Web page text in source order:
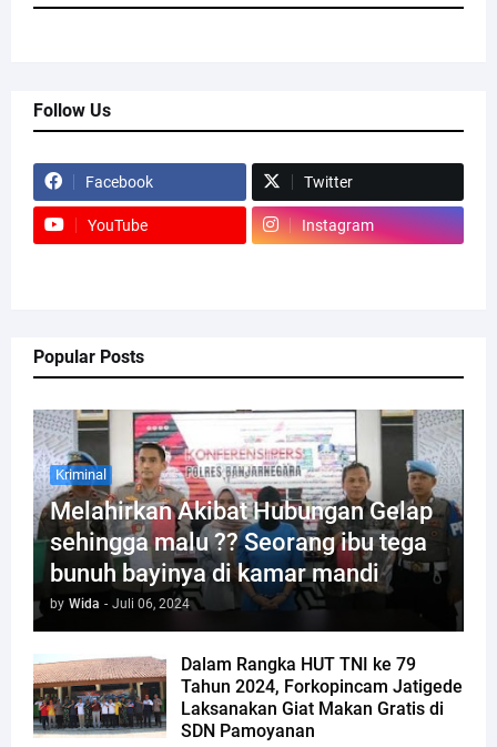
Follow Us
Facebook Twitter
YouTube Instagram
Popular Posts
Kriminal
Melahirkan Akibat Hubungan Gelap
sehingga malu ?? Seorang ibu tega
bunuh bayinya di kamar mandi
by Wida - Juli 06, 2024
Dalam Rangka HUT TNI ke 79
Tahun 2024, Forkopincam Jatigede
Laksanakan Giat Makan Gratis di
SDN Pamoyanan